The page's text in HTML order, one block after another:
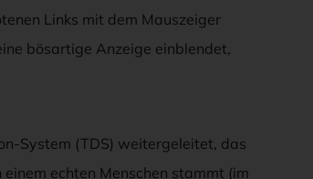
Links mit dem Mauszeiger
bösartige Anzeige einblendet,
System (TDS) weitergeleitet, das
echten Menschen stammt (im